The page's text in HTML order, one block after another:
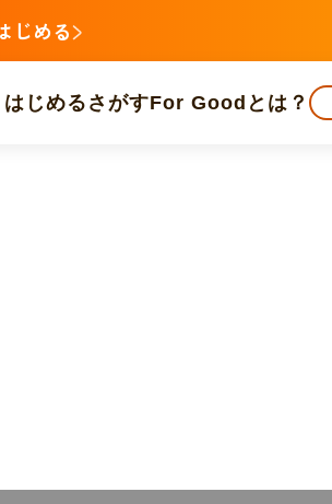
じめる
はじめる さがすFor Goodとは？